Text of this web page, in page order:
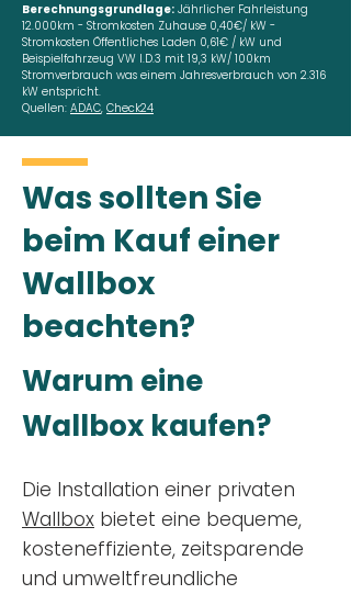
Berechnungsgrundlage: Jährlicher Fahrleistung
12.000km - Stromkosten Zuhause 0,40€/ kW -
Stromkosten Öffentliches Laden 0,61€ / kW und
Beispielfahrzeug VW I.D.3 mit 19,3 kW/ 100km
Stromverbrauch was einem Jahresverbrauch von 2.316
kW entspricht.
Quellen: ADAC, Check24
Was sollten Sie
beim Kauf einer
Wallbox
beachten?
Warum eine
Wallbox kaufen?
Die Installation einer privaten
Wallbox bietet eine bequeme,
kosteneffiziente, zeitsparende
und umweltfreundliche